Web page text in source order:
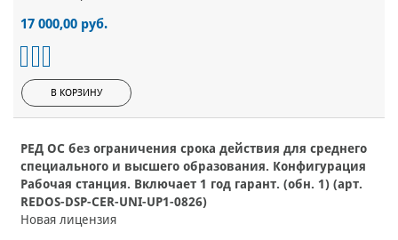
17 000,00 руб.
В КОРЗИНУ
РЕД ОС без ограничения срока действия для среднего
специального и высшего образования. Конфигурация
Рабочая станция. Включает 1 год гарант. (обн. 1) (арт.
REDOS-DSP-CER-UNI-UP1-0826)
Новая лицензия